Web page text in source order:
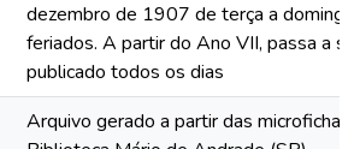
dezembro de 1907 de terça a
feriados. A partir do Ano VII, passa a
publicado todos os dias
Arquivo gerado a partir das